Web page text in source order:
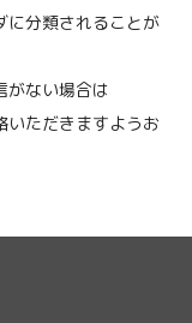
に分類されることが
がない場合は
いただきますようお